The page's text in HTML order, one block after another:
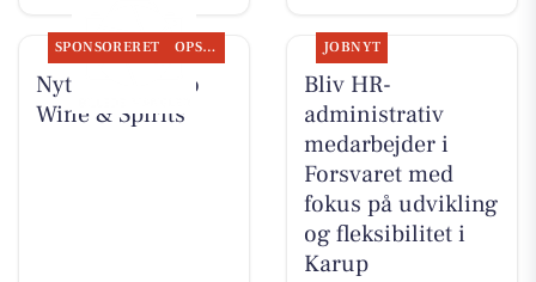
SPONSORERET OPSLAGSTAVLEN
Nyt fra Lahvino
Wine & Spirits
JOBNYT
Bliv HR-
administrativ
medarbejder i
Forsvaret med
fokus på udvikling
og fleksibilitet i
Karup